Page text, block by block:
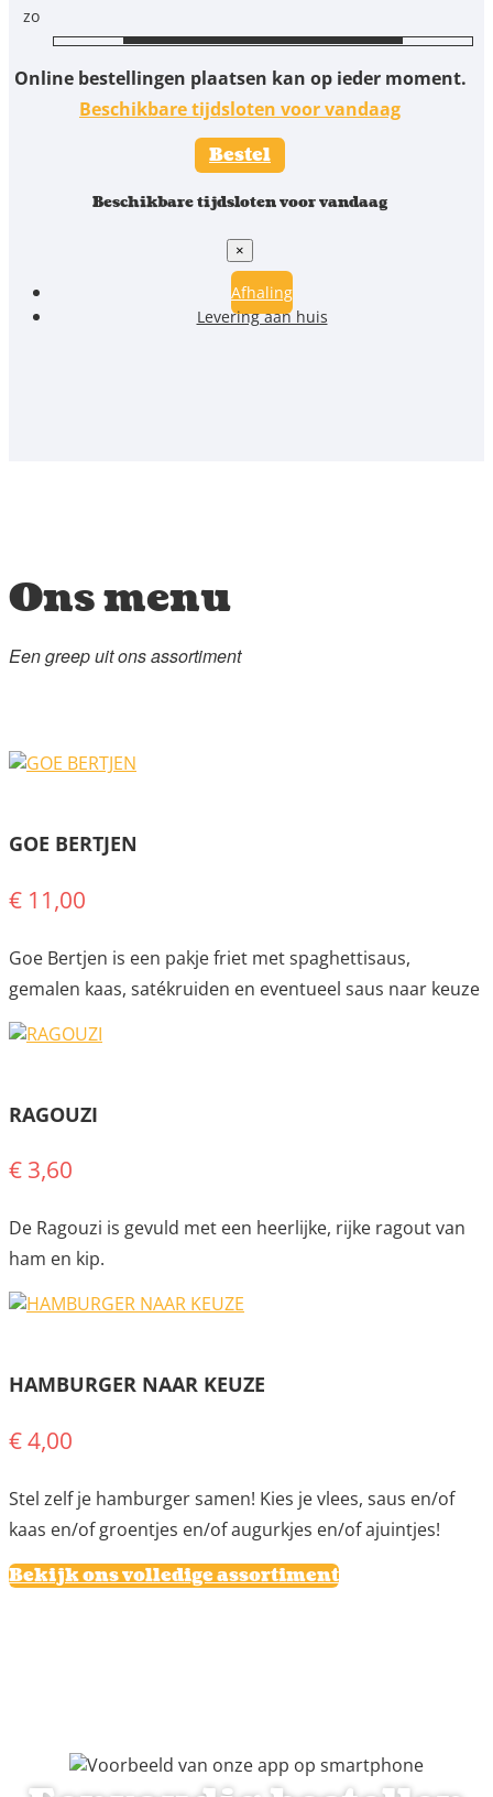
zo
Online bestellingen plaatsen kan op ieder moment.
Beschikbare tijdsloten voor vandaag
Bestel
Beschikbare tijdsloten voor vandaag
×
Afhaling
Levering aan huis
Ons menu
Een greep uit ons assortiment
GOE BERTJEN
€ 11,00
Goe Bertjen is een pakje friet met spaghettisaus,
gemalen kaas, satékruiden en eventueel saus naar keuze
RAGOUZI
€ 3,60
De Ragouzi is gevuld met een heerlijke, rijke ragout van
ham en kip.
HAMBURGER NAAR KEUZE
€ 4,00
Stel zelf je hamburger samen! Kies je vlees, saus en/of
kaas en/of groentjes en/of augurkjes en/of ajuintjes!
Bekijk ons volledige assortiment